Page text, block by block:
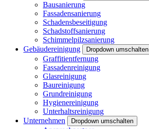
Bausanierung
Fassadensanierung
Schadensbeseitigung
Schadstoffsanierung
Schimmelpilzsanierung
Gebäudereinigung
Dropdown umschalten
Graffitientfernung
Fassadenreinigung
Glasreinigung
Baureinigung
Grundreinigung
Hygienereinigung
Unterhaltsreinigung
Unternehmen
Dropdown umschalten